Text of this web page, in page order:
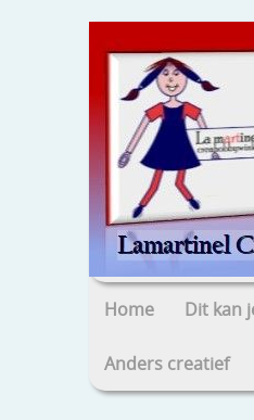
Home Dit kan
Anders creatief